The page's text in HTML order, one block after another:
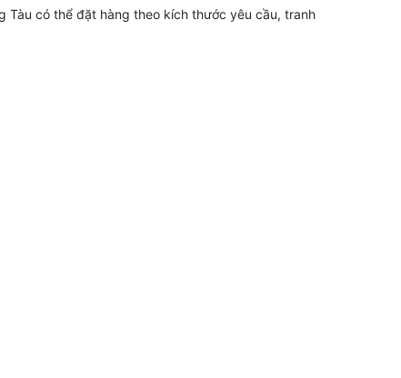
Tàu có thể đặt hàng theo kích thước yêu cầu, tranh